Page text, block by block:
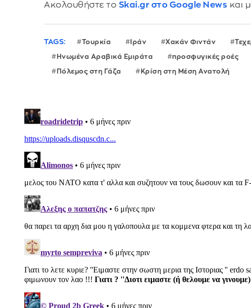
Ακολουθήστε το Skai.gr στο Google News και
TAGS: Τουρκία Ιράν Χακάν Φιντάν
Ηνωμένα Αραβικά Εμιράτα προσφυγικές ροές
Πόλεμος στη Γάζα Κρίση στη Μέση Ανατολή